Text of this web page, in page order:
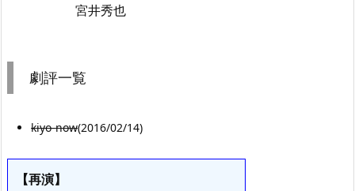
宮井秀也
劇評一覧
kiyo-now(2016/02/14)
【再演】